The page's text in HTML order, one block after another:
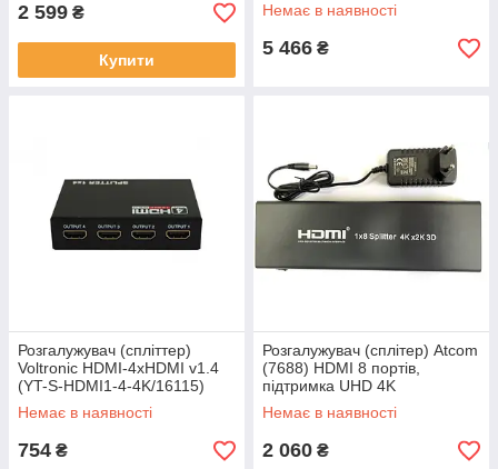
2 599 ₴
Купити
Немає в наявності
5 466 ₴
Розгалужувач (спліттер)
Voltronic HDMI-4xHDMI v1.4
(YT-S-HDMI1-4-4K/16115)
Немає в наявності
754 ₴
Розгалужувач (сплітер) Atcom
(7688) HDMI 8 портів,
підтримка UHD 4K
Немає в наявності
2 060 ₴